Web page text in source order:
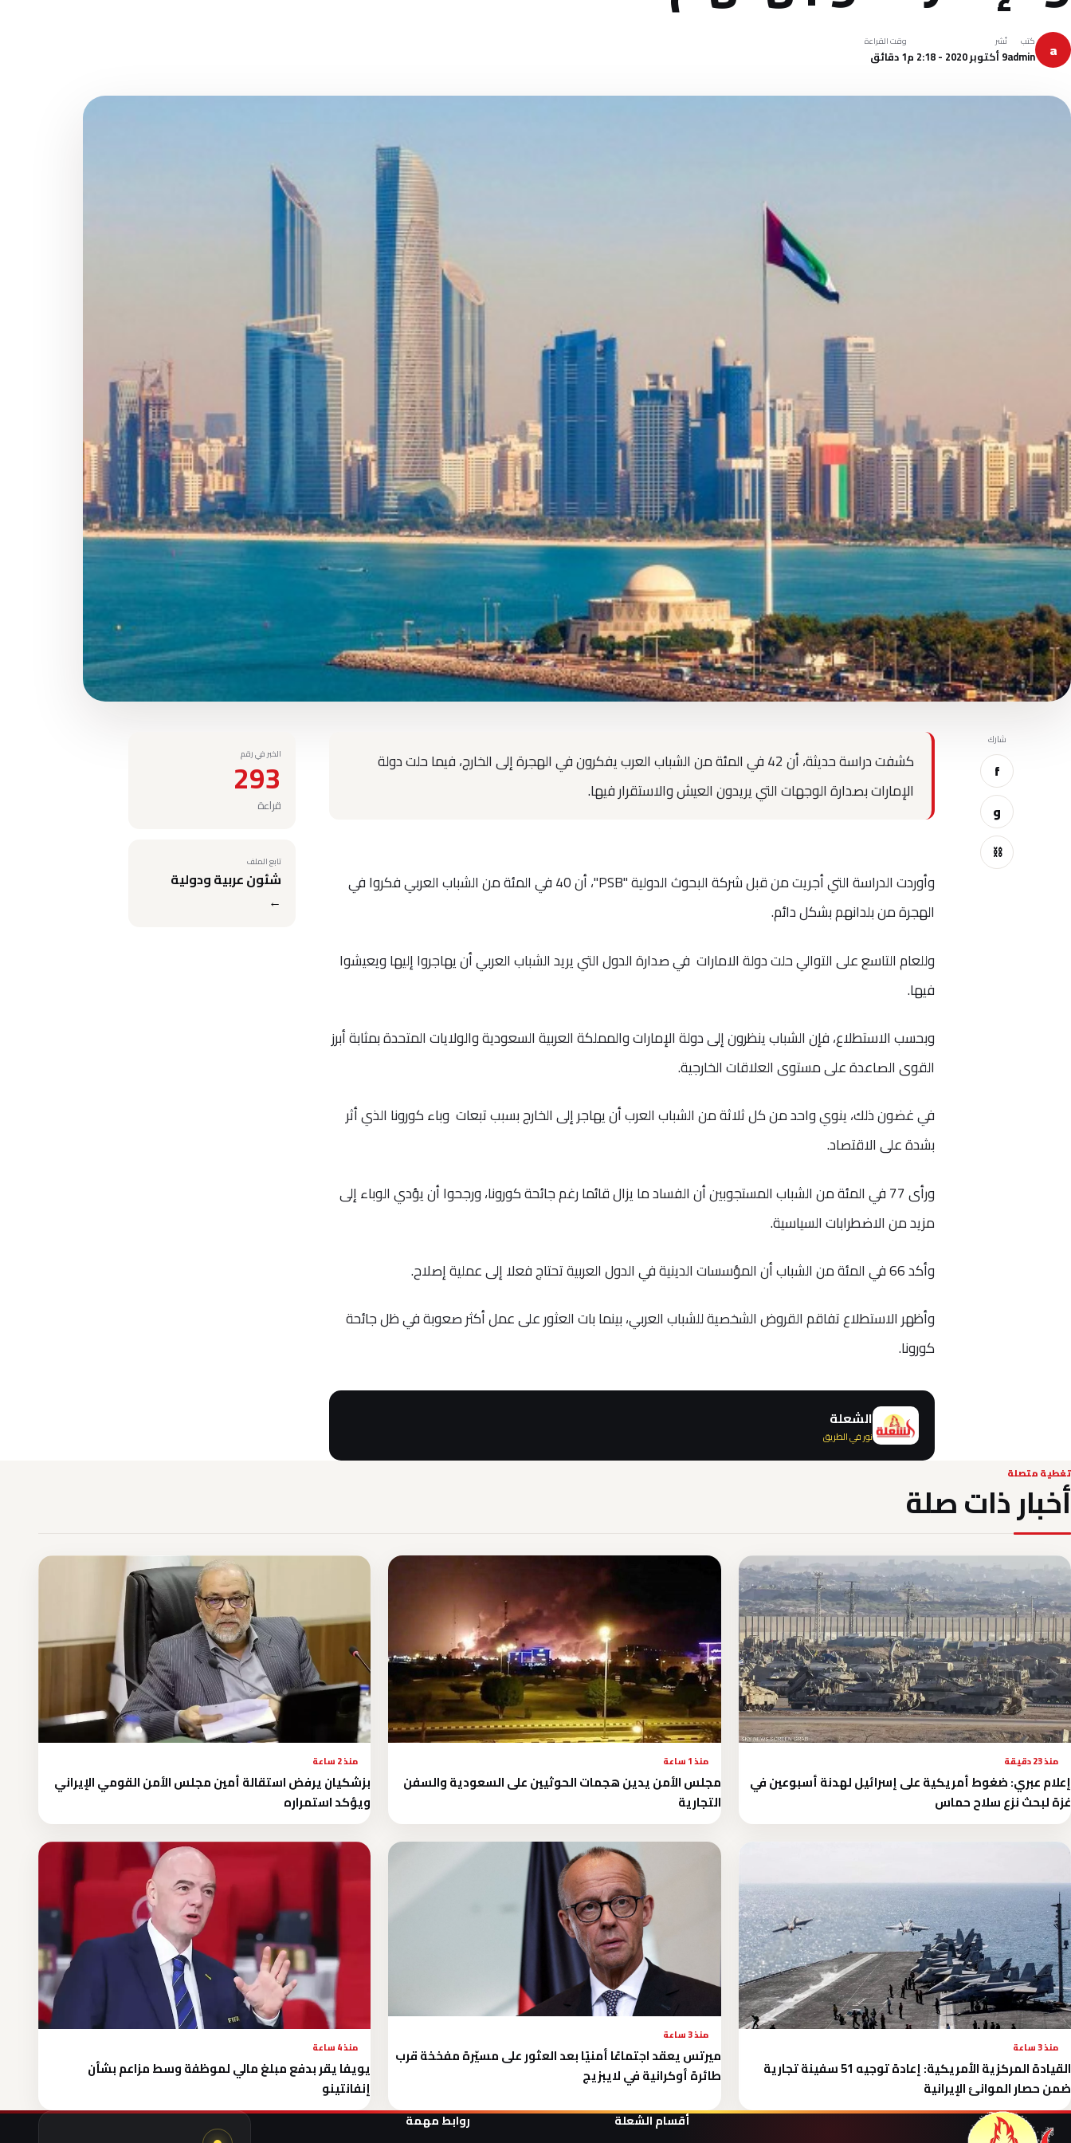
a كتب
admin
نُشر
9 أكتوبر 2020 - 2:18 م
وقت القراءة
1 دقائق
شارك
f
و
⛓
كشفت دراسة حديثة، أن 42 في المئة من الشباب العرب يفكرون في الهجرة إلى الخارج، فيما حلت دولة
الإمارات بصدارة الوجهات التي يريدون العيش والاستقرار فيها.
وأوردت الدراسة التي أجريت من قبل شركة البحوث الدولية "PSB"، أن 40 في المئة من الشباب العربي فكروا في
الهجرة من بلدانهم بشكل دائم.
وللعام التاسع على التوالي حلت دولة الامارات في صدارة الدول التي يريد الشباب العربي أن يهاجروا إليها ويعيشوا
فيها.
وبحسب الاستطلاع، فإن الشباب ينظرون إلى دولة الإمارات والمملكة العربية السعودية والولايات المتحدة بمثابة أبرز
القوى الصاعدة على مستوى العلاقات الخارجية.
في غضون ذلك، ينوي واحد من كل ثلاثة من الشباب العرب أن يهاجر إلى الخارج بسبب تبعات وباء كورونا الذي أثر
بشدة على الاقتصاد.
ورأى 77 في المئة من الشباب المستجوبين أن الفساد ما يزال قائما رغم جائحة كورونا، ورجحوا أن يؤدي الوباء إلى
مزيد من الاضطرابات السياسية.
وأكد 66 في المئة من الشباب أن المؤسسات الدينية في الدول العربية تحتاج فعلا إلى عملية إصلاح.
وأظهر الاستطلاع تفاقم القروض الشخصية للشباب العربي، بينما بات العثور على عمل أكثر صعوبة في ظل جائحة
كورونا.
الشعلة
نور في الطريق
الخبر في رقم
293
قراءة
تابع الملف
شئون عربية ودولية
←
تغطية متصلة
أخبار ذات صلة
منذ 23 دقيقة
إعلام عبري: ضغوط أمريكية على إسرائيل لهدنة أسبوعين في
غزة لبحث نزع سلاح حماس
منذ 1 ساعة
مجلس الأمن يدين هجمات الحوثيين على السعودية والسفن
التجارية
منذ 2 ساعة
بزشكيان يرفض استقالة أمين مجلس الأمن القومي الإيراني
ويؤكد استمراره
منذ 3 ساعة
القيادة المركزية الأمريكية: إعادة توجيه 51 سفينة تجارية
ضمن حصار الموانئ الإيرانية
منذ 3 ساعة
ميرتس يعقد اجتماعًا أمنيًا بعد العثور على مسيّرة مفخخة قرب
طائرة أوكرانية في لايبزيج
منذ 4 ساعة
يويفا يقر بدفع مبلغ مالي لموظفة وسط مزاعم بشأن
إنفانتينو
أقسام الشعلة روابط مهمة